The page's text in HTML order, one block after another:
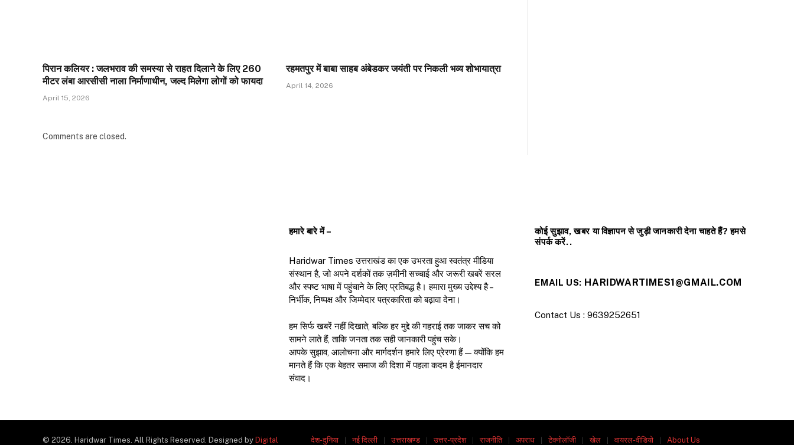
पिरान कलियर : जलभराव की समस्या से राहत दिलाने के लिए 260
मीटर लंबा आरसीसी नाला निर्माणाधीन, जल्द मिलेगा लोगों को फायदा
April 15, 2026
रहमतपुर में बाबा साहब अंबेडकर जयंती पर निकली भव्य शोभायात्रा
April 14, 2026
Comments are closed.
हमारे बारे में –
Haridwar Times उत्तराखंड का एक उभरता हुआ स्वतंत्र मीडिया
संस्थान है, जो अपने दर्शकों तक ज़मीनी सच्चाई और जरूरी खबरें सरल
और स्पष्ट भाषा में पहुंचाने के लिए प्रतिबद्ध है। हमारा मुख्य उद्देश्य है –
निर्भीक, निष्पक्ष और जिम्मेदार पत्रकारिता को बढ़ावा देना।
हम सिर्फ खबरें नहीं दिखाते, बल्कि हर मुद्दे की गहराई तक जाकर सच को
सामने लाते हैं, ताकि जनता तक सही जानकारी पहुंच सके।
आपके सुझाव, आलोचना और मार्गदर्शन हमारे लिए प्रेरणा हैं — क्योंकि हम
मानते हैं कि एक बेहतर समाज की दिशा में पहला कदम है ईमानदार
संवाद।
कोई सुझाव, खबर या विज्ञापन से जुड़ी जानकारी देना चाहते हैं? हमसे
संपर्क करें..
EMAIL US: HARIDWARTIMES1@GMAIL.COM
Contact Us : 9639252651
© 2026. Haridwar Times. All Rights Reserved. Designed by Digital देश-दुनिया नई दिल्ली उत्तराखण्ड उत्तर-प्रदेश राजनीति अपराध टेक्नोलॉजी खेल वायरल-वीडियो About Us